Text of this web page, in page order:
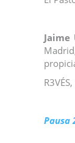
Jaime
Pausa